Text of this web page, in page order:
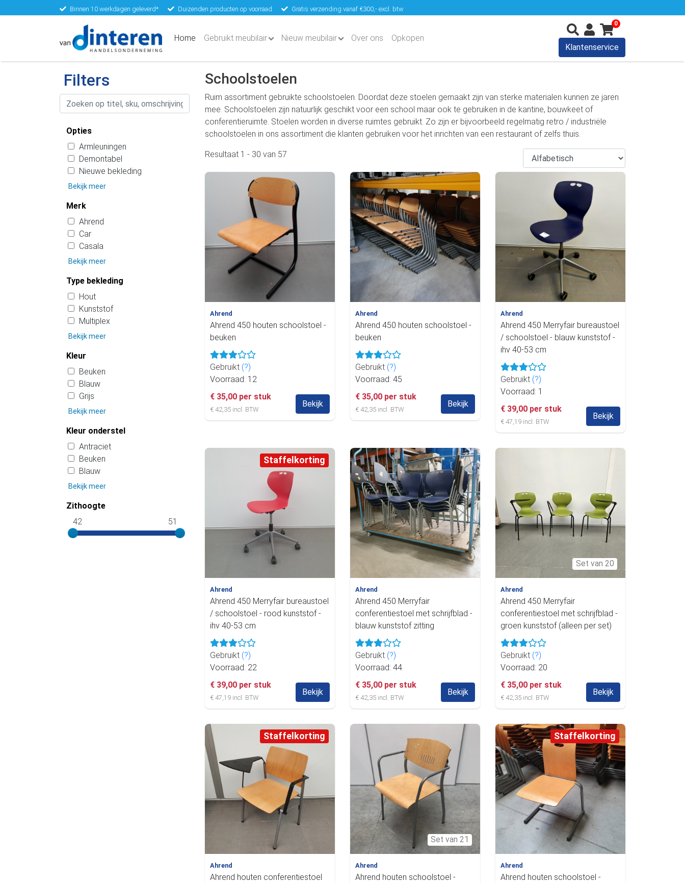
Binnen 10 werkdagen geleverd* Duizenden producten op voorraad Gratis verzending vanaf €300,- excl. btw
Home (current)
Gebruikt meubilair Nieuw meubilair Over ons Opkopen
0
Klantenservice
Filters
Opties
Armleuningen
Demontabel
Nieuwe bekleding
Bekijk meer
Merk
Ahrend
Car
Casala
Bekijk meer
Type bekleding
Hout
Kunststof
Multiplex
Bekijk meer
Kleur
Beuken
Blauw
Grijs
Bekijk meer
Kleur onderstel
Antraciet
Beuken
Blauw
Bekijk meer
Zithoogte
42
51
Schoolstoelen
Ruim assortiment gebruikte schoolstoelen. Doordat deze stoelen gemaakt zijn van sterke materialen kunnen ze jaren
mee. Schoolstoelen zijn natuurlijk geschikt voor een school maar ook te gebruiken in de kantine, bouwkeet of
conferentieruimte. Stoelen worden in diverse ruimtes gebruikt. Zo zijn er bijvoorbeeld regelmatig retro / industriële
schoolstoelen in ons assortiment die klanten gebruiken voor het inrichten van een restaurant of zelfs thuis.
Resultaat 1 - 30 van 57
Ahrend
Ahrend 450 houten schoolstoel -
beuken
Gebruikt (?)
Voorraad: 12
€ 35,00 per stuk
€ 42,35 incl. BTW
Bekijk
Ahrend
Ahrend 450 houten schoolstoel -
beuken
Gebruikt (?)
Voorraad: 45
€ 35,00 per stuk
€ 42,35 incl. BTW
Bekijk
Ahrend
Ahrend 450 Merryfair bureaustoel
/ schoolstoel - blauw kunststof -
ihv 40-53 cm
Gebruikt (?)
Voorraad: 1
€ 39,00 per stuk
€ 47,19 incl. BTW
Bekijk
Staffelkorting
Ahrend
Ahrend 450 Merryfair bureaustoel
/ schoolstoel - rood kunststof -
ihv 40-53 cm
Gebruikt (?)
Voorraad: 22
€ 39,00 per stuk
€ 47,19 incl. BTW
Bekijk
Ahrend
Ahrend 450 Merryfair
conferentiestoel met schrijfblad -
blauw kunststof zitting
Gebruikt (?)
Voorraad: 44
€ 35,00 per stuk
€ 42,35 incl. BTW
Bekijk
Set van 20
Ahrend
Ahrend 450 Merryfair
conferentiestoel met schrijfblad -
groen kunststof (alleen per set)
Gebruikt (?)
Voorraad: 20
€ 35,00 per stuk
€ 42,35 incl. BTW
Bekijk
Staffelkorting
Ahrend
Ahrend houten conferentiestoel
Set van 21
Ahrend
Ahrend houten schoolstoel -
Staffelkorting
Ahrend
Ahrend houten schoolstoel -